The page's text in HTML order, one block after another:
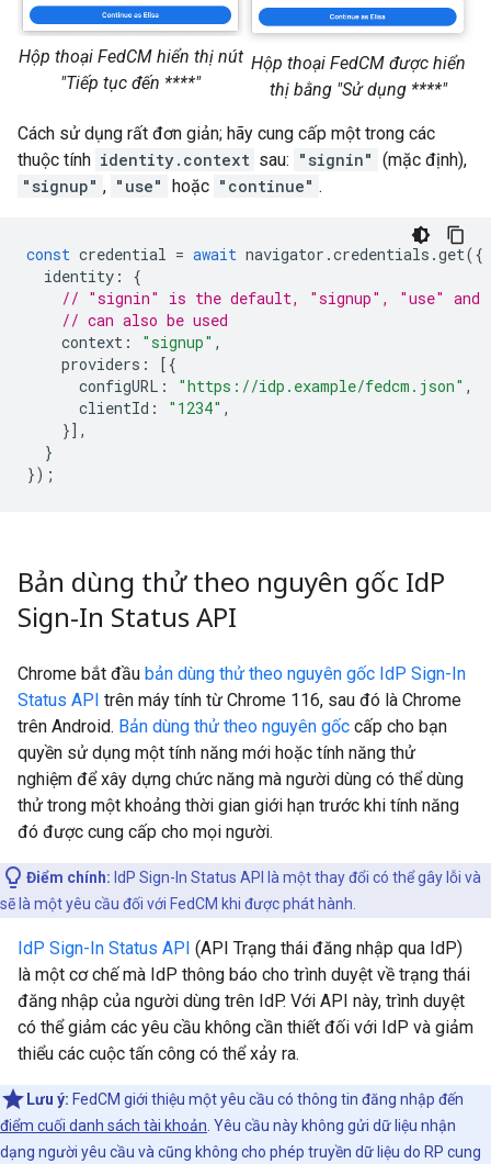
Hộp thoại FedCM hiển thị nút
"Tiếp tục đến ****"
Hộp thoại FedCM được hiển
thị bằng "Sử dụng ****"
Cách sử dụng rất đơn giản; hãy cung cấp một trong các
thuộc tính identity.context sau: "signin" (mặc định),
"signup" , "use" hoặc "continue" .
const credential = await navigator .credentials .get({
identity :
{
// "signin" is the default, "signup", "use" and
// can also be used
context : "signup" ,
providers :
[{
configURL : "https://idp.example/fedcm.json" ,
clientId : "1234" ,
}],
}
});
Bản dùng thử theo nguyên gốc IdP
Sign-In Status API
Chrome bắt đầu bản dùng thử theo nguyên gốc IdP Sign-In
Status API trên máy tính từ Chrome 116, sau đó là Chrome
trên Android. Bản dùng thử theo nguyên gốc cấp cho bạn
quyền sử dụng một tính năng mới hoặc tính năng thử
nghiệm để xây dựng chức năng mà người dùng có thể dùng
thử trong một khoảng thời gian giới hạn trước khi tính năng
đó được cung cấp cho mọi người.
Điểm chính: IdP Sign-In Status API là một thay đổi có thể gây lỗi và
sẽ là một yêu cầu đối với FedCM khi được phát hành.
IdP Sign-In Status API (API Trạng thái đăng nhập qua IdP)
là một cơ chế mà IdP thông báo cho trình duyệt về trạng thái
đăng nhập của người dùng trên IdP. Với API này, trình duyệt
có thể giảm các yêu cầu không cần thiết đối với IdP và giảm
thiểu các cuộc tấn công có thể xảy ra.
Lưu ý: FedCM giới thiệu một yêu cầu có thông tin đăng nhập đến
điểm cuối danh sách tài khoản . Yêu cầu này không gửi dữ liệu nhận
dạng người yêu cầu và cũng không cho phép truyền dữ liệu do RP cung